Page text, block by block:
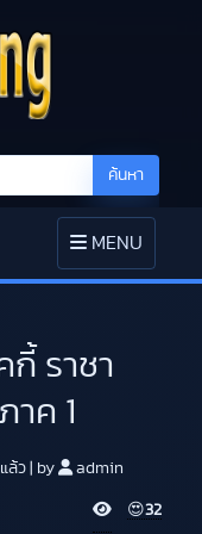
ค้นหา
TOGGLE
NAVIGATION
MENU
กี้ ราชา
ค 1
ล้ว by admin
V 😍32